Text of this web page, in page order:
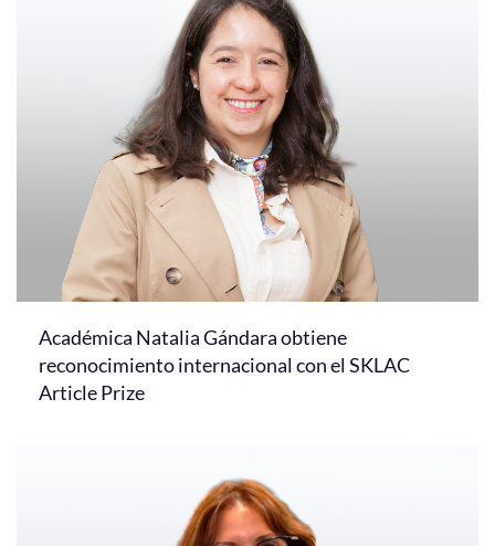
Académica Natalia Gándara obtiene
reconocimiento internacional con el SKLAC
Article Prize